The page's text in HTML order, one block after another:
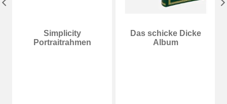
Simplicity
Portraitrahmen
Das schicke Dicke
Album